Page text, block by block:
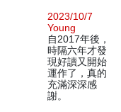
2023/10/7
Young
自2017年後，
時隔六年才發
現好讀又開始
運作了，真的
充滿深深感
謝。